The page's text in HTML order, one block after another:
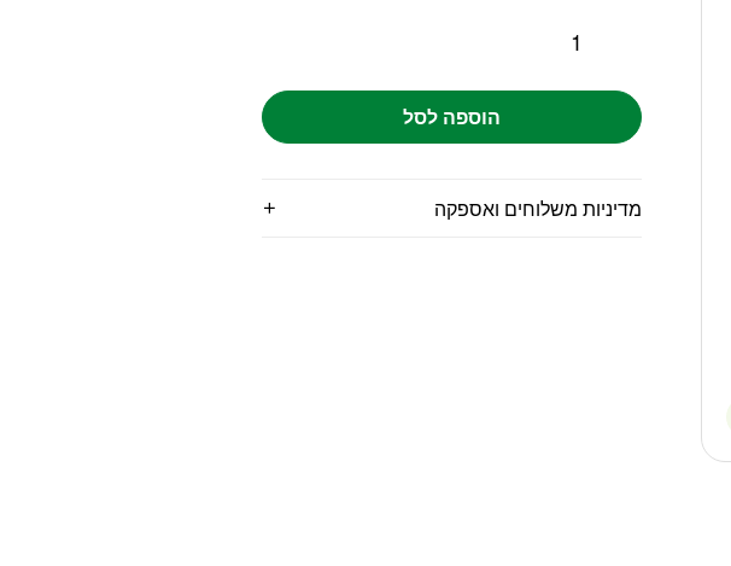
הוספה לסל
מדיניות משלוחים ואספקה